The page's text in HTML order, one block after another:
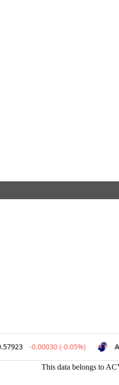
This data belongs to